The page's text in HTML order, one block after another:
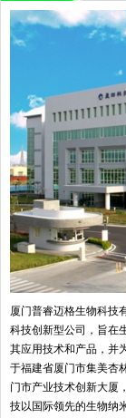
厦门普睿迈格生物科技
科技创新型公司，旨在
其应用技术和产品，并
于福建省厦门市集美杏
门市产业技术创新大厦
技以国际领先的生物纳